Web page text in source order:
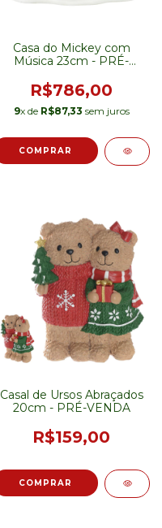
Casa do Mickey com
Música 23cm - PRÉ-
R$786,00
9x de R$87,33 sem juros
Casal de Ursos Abraçados
20cm - PRÉ-VENDA
R$159,00